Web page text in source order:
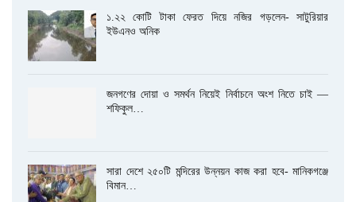
১.২২ কোটি টাকা ফেরত দিয়ে নজির গড়লেন- সাটুরিয়ার
ইউএনও অনিক
জনগণের দোয়া ও সমর্থন নিয়েই নির্বাচনে অংশ নিতে চাই —
শফিকুল…
সারা দেশে ২৫০টি মন্দিরের উন্নয়ন কাজ করা হবে- মানিকগঞ্জে
বিমান…